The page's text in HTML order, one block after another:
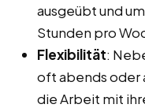
ausgeübt und
Stunden pro
Flexibilität:
oft abends oder
die Arbeit mit